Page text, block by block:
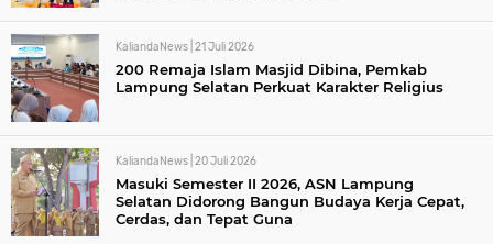
KaliandaNews | 21 Juli 2026
200 Remaja Islam Masjid Dibina, Pemkab
Lampung Selatan Perkuat Karakter Religius
KaliandaNews | 20 Juli 2026
Masuki Semester II 2026, ASN Lampung
Selatan Didorong Bangun Budaya Kerja Cepat,
Cerdas, dan Tepat Guna